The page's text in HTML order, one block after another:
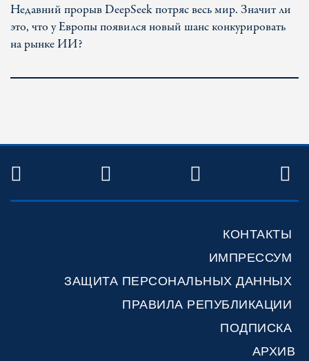
Недавний прорыв DeepSeek потряс весь мир. Значит ли
это, что у Европы появился новый шанс конкурировать
на рынке ИИ?
TWITTER FACEBOOKYOUTUBE
КОНТАКТЫ
ИМПРЕССУМ
ЗАЩИТА ПЕРСОНАЛЬНЫХ ДАННЫХ
ПРАВИЛА РЕПУБЛИКАЦИИ
ПОДПИСКА
АРХИВ